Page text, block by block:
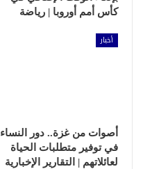
كأس أمم أوروبا | رياضة
أخبار
أصوات من غزة.. دور النساء
في توفير متطلبات الحياة
لعائلاتهم | التقارير الإخبارية